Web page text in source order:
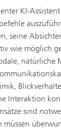
KI-
seine
wie möglich
natürliche
Interaktion
sind
müssen